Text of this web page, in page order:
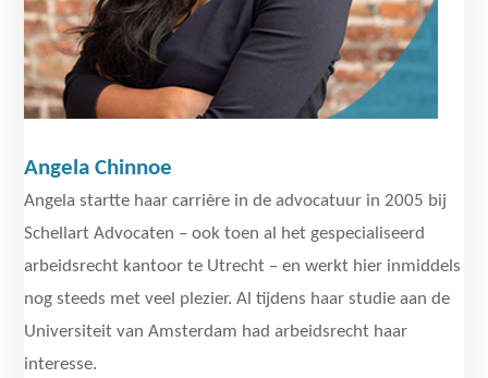
Angela Chinnoe
Angela startte haar carrière in de advocatuur in 2005 bij
Schellart Advocaten – ook toen al het gespecialiseerd
arbeidsrecht kantoor te Utrecht – en werkt hier inmiddels
nog steeds met veel plezier. Al tijdens haar studie aan de
Universiteit van Amsterdam had arbeidsrecht haar
interesse.